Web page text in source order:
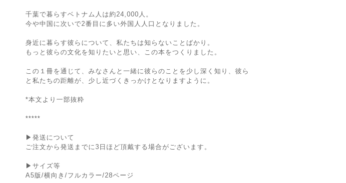
千葉で暮らすベトナム人は約24,000人。
今や中国に次いで2番目に多い外国人人口となりました。
身近に暮らす彼らについて、私たちは知らないことばかり。
もっと彼らの文化を知りたいと思い、この本をつくりました。
この１冊を通じて、みなさんと一緒に彼らのことを少し深く知り、彼ら
と私たちの距離が、少し近づくきっかけとなりますように。
*本文より一部抜粋
*****
▶発送について
ご注文から発送までに3日ほど頂戴する場合がございます。
▶サイズ等
A5版/横向き/フルカラー/28ページ